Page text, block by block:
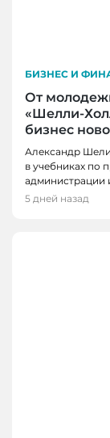
БИЗНЕС И
От
«Шелли-
бизнес
Александр
в учебниках по
администрации
5 дней назад